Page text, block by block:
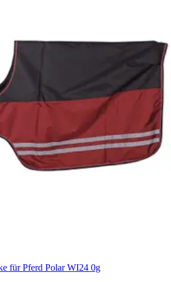
für Pferd Polar WI24 0g